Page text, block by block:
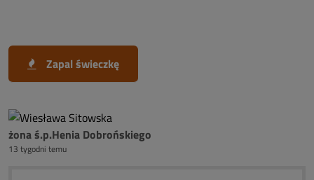
Zapal świeczkę
żona ś.p.Henia Dobrońskiego
13 tygodni temu